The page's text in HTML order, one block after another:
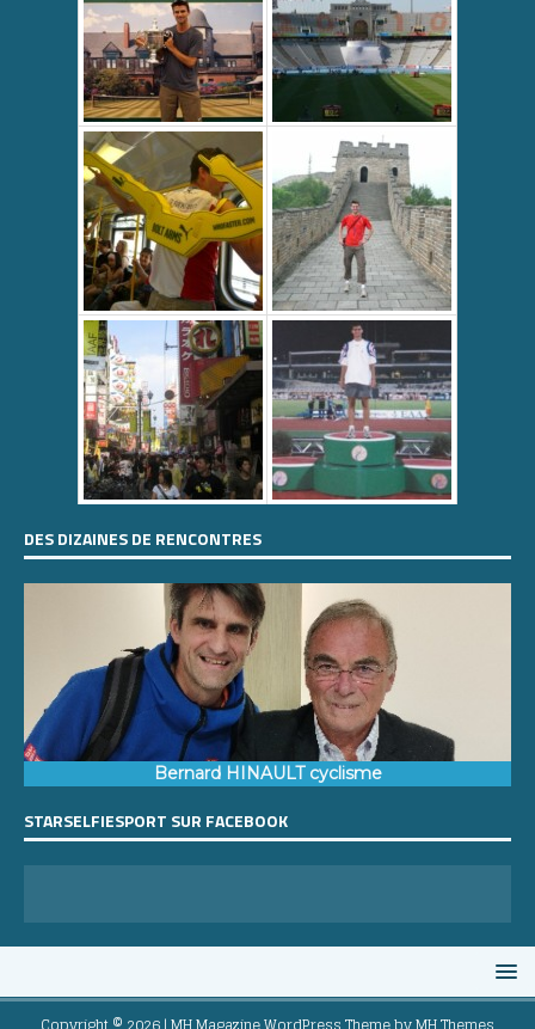
DES DIZAINES DE RENCONTRES
Bernard HINAULT cyclisme
STARSELFIESPORT SUR FACEBOOK